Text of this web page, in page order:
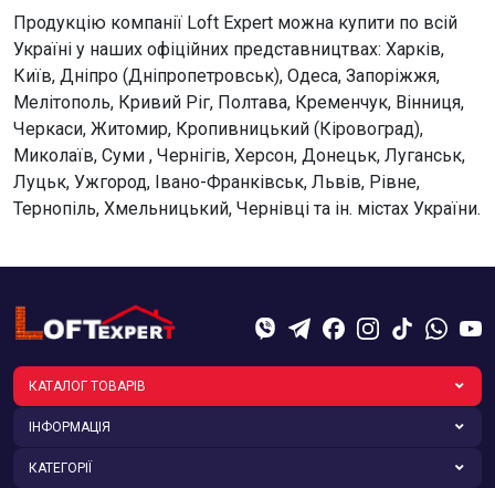
Продукцію компанії Loft Expert можна купити по всій
Україні у наших офіційних представництвах: Харків,
Київ, Дніпро (Дніпропетровськ), Одеса, Запоріжжя,
Мелітополь, Кривий Ріг, Полтава, Кременчук, Вінниця,
Черкаси, Житомир, Кропивницький (Кіровоград),
Миколаїв, Суми , Чернігів, Херсон, Донецьк, Луганськ,
Луцьк, Ужгород, Івано-Франківськ, Львів, Рівне,
Тернопіль, Хмельницький, Чернівці та ін. містах України.
КАТАЛОГ ТОВАРІВ
ІНФОРМАЦІЯ
КАТЕГОРІЇ